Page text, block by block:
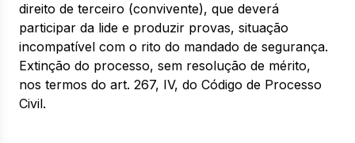
direito de terceiro (convivente), que deverá
participar da lide e produzir provas, situação
incompatível com o rito do mandado de segurança.
Extinção do processo, sem resolução de mérito,
nos termos do art. 267, IV, do Código de Processo
Civil.